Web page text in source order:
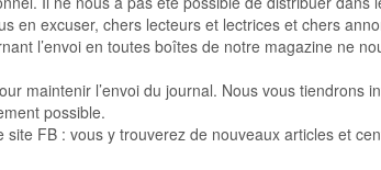
en excuser, chers lecteurs et lectrices et chers
l’envoi en toutes boîtes de notre magazine ne
maintenir l’envoi du journal. Nous vous tiendrons
possible.
FB : vous y trouverez de nouveaux articles et